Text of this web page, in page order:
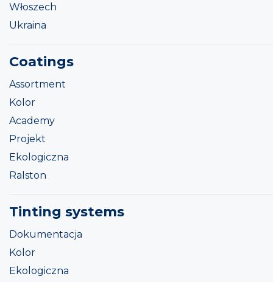
Włoszech
Ukraina
Coatings
Assortment
Kolor
Academy
Projekt
Ekologiczna
Ralston
Tinting systems
Dokumentacja
Kolor
Ekologiczna